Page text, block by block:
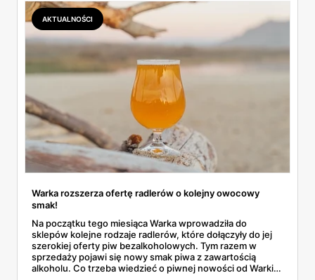
AKTUALNOŚCI
Warka rozszerza ofertę radlerów o kolejny owocowy
smak!
Na początku tego miesiąca Warka wprowadziła do
sklepów kolejne rodzaje radlerów, które dołączyły do jej
szerokiej oferty piw bezalkoholowych. Tym razem w
sprzedaży pojawi się nowy smak piwa z zawartością
alkoholu. Co trzeba wiedzieć o piwnej nowości od Warki?